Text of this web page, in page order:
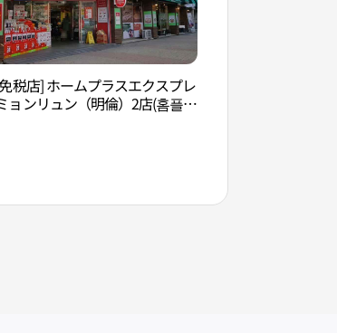
税店] ホームプラスエクスプレ
ョンリュン（明倫）2店(홈플러